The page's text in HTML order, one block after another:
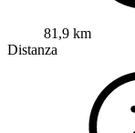
81,9 km
Distanza